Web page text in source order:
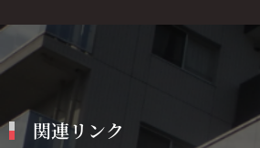
関連リンク